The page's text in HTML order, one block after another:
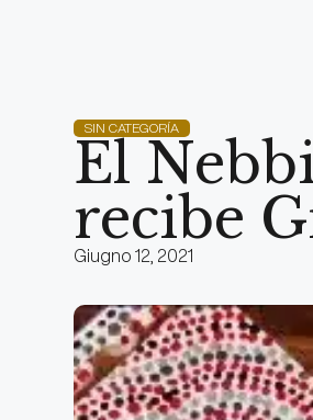
SIN CATEGORÍA
El
recibe
Giugno 12, 2021